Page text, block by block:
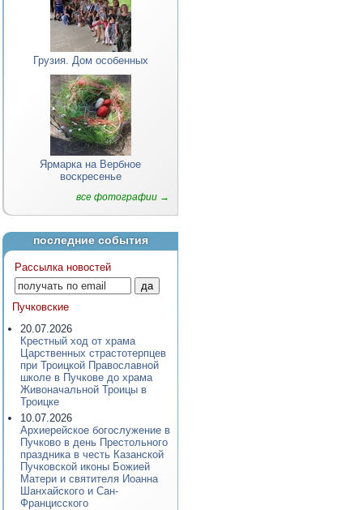
Грузия. Дом особенных
Ярмарка на Вербное
воскресенье
все фотографии →
последние события
Рассылка новостей
Пучковские
20.07.2026
Крестный ход от храма
Царственных страстотерпцев
при Троицкой Православной
школе в Пучкове до храма
Живоначальной Троицы в
Троицке
10.07.2026
Архиерейское богослужение в
Пучково в день Престольного
праздника в честь Казанской
Пучковской иконы Божией
Матери и святителя Иоанна
Шанхайского и Сан-
Францисского